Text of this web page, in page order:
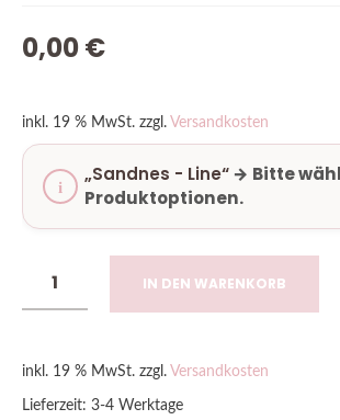
0,00€
inkl. 19 % MwSt. zzgl. Versandkosten
„Sandnes - Line“ → Bitte
Produktoptionen.
IN DEN WARENKORB
inkl. 19 % MwSt. zzgl. Versandkosten
Lieferzeit: 3-4 Werktage